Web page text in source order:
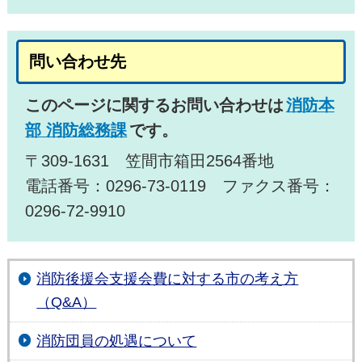
問い合わせ先
このページに関するお問い合わせは消防本
部 消防総務課です。
〒309-1631 笠間市箱田2564番地
電話番号：0296-73-0119 ファクス番号：
0296-72-9910
消防後援会支援会費に対する市の考え方
（Q&A）
消防団員の処遇について